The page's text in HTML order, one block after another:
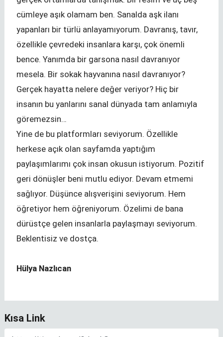
cümleye aşık olamam ben. Sanalda aşk ilanı
yapanları bir türlü anlayamıyorum. Davranış, tavır,
özellikle çevredeki insanlara karşı, çok önemli
bence. Yanımda bir garsona nasıl davranıyor
mesela. Bir sokak hayvanına nasıl davranıyor?
Gerçek hayatta nelere değer veriyor? Hiç bir
insanın bu yanlarını sanal dünyada tam anlamıyla
göremezsin…
Yine de bu platformları seviyorum. Özellikle
herkese açık olan sayfamda yaptığım
paylaşımlarımı çok insan okusun istiyorum. Pozitif
geri dönüşler beni mutlu ediyor. Devam etmemi
sağlıyor. Düşünce alışverişini seviyorum. Hem
öğretiyor hem öğreniyorum. Özelimi de bana
dürüstçe gelen insanlarla paylaşmayı seviyorum.
Beklentisiz ve dostça.
Hülya Nazlıcan
Kısa Link